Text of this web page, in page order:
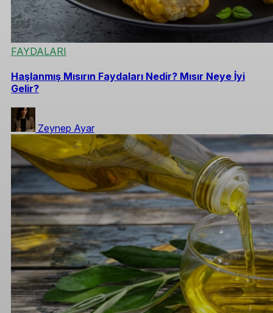
FAYDALARI
Haşlanmış Mısırın Faydaları Nedir? Mısır Neye İyi
Gelir?
Zeynep Ayar